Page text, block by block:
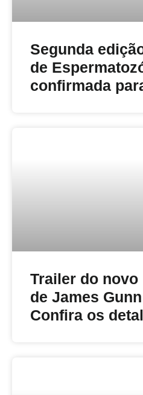
Segunda
de
confirmada
Trailer do novo
de James
Confira os